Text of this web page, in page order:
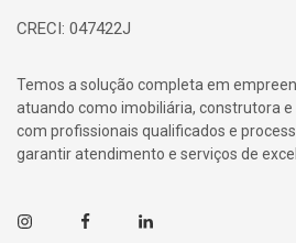
CRECI: 047422J
Temos a solução completa em
atuando como imobiliária, construtora
com profissionais qualificados e
garantir atendimento e serviços de
InstagramFacebookLinkedin